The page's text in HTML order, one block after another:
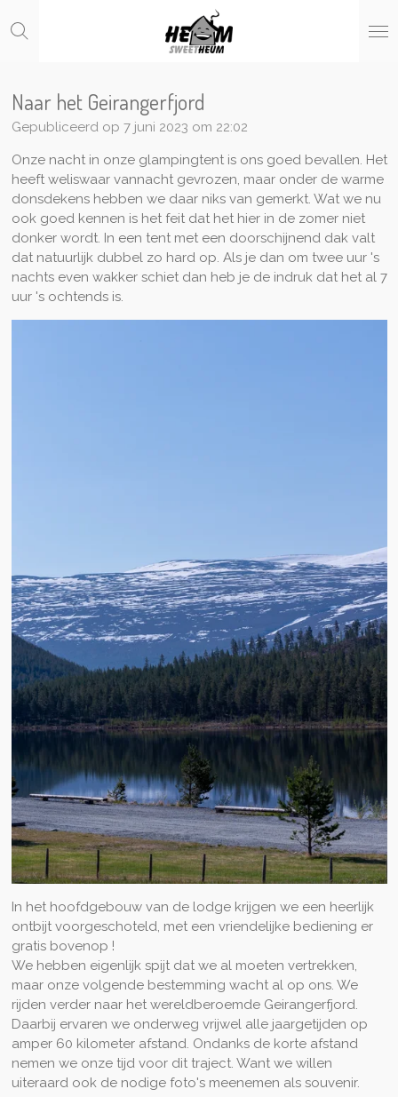
direct
hoofdinhoud
Naar het Geirangerfjord
Gepubliceerd op 7 juni 2023 om 22:02
Onze nacht in onze glampingtent is ons goed bevallen. Het
heeft weliswaar vannacht gevrozen, maar onder de warme
donsdekens hebben we daar niks van gemerkt. Wat we nu
ook goed kennen is het feit dat het hier in de zomer niet
donker wordt. In een tent met een doorschijnend dak valt
dat natuurlijk dubbel zo hard op. Als je dan om twee uur 's
nachts even wakker schiet dan heb je de indruk dat het al 7
uur 's ochtends is.
In het hoofdgebouw van de lodge krijgen we een heerlijk
ontbijt voorgeschoteld, met een vriendelijke bediening er
gratis bovenop !
We hebben eigenlijk spijt dat we al moeten vertrekken,
maar onze volgende bestemming wacht al op ons. We
rijden verder naar het wereldberoemde Geirangerfjord.
Daarbij ervaren we onderweg vrijwel alle jaargetijden op
amper 60 kilometer afstand. Ondanks de korte afstand
nemen we onze tijd voor dit traject. Want we willen
uiteraard ook de nodige foto's meenemen als souvenir.